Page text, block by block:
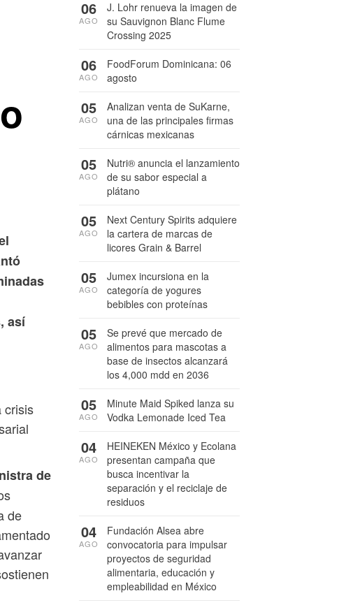
así
crisis
de
de
J. Lohr renueva la imagen de
su Sauvignon Blanc Flume
Crossing 2025
06
AGO
FoodForum Dominicana: 06
agosto
06
AGO
Analizan venta de SuKarne,
una de las principales firmas
cárnicas mexicanas
05
AGO
Nutri® anuncia el lanzamiento
de su sabor especial a
plátano
05
AGO
Next Century Spirits adquiere
la cartera de marcas de
licores Grain & Barrel
05
AGO
Jumex incursiona en la
categoría de yogures
bebibles con proteínas
05
AGO
Se prevé que mercado de
alimentos para mascotas a
base de insectos alcanzará
los 4,000 mdd en 2036
05
AGO
Minute Maid Spiked lanza su
Vodka Lemonade Iced Tea
05
AGO
HEINEKEN México y Ecolana
presentan campaña que
busca incentivar la
separación y el reciclaje de
residuos
04
AGO
Fundación Alsea abre
convocatoria para impulsar
proyectos de seguridad
alimentaria, educación y
empleabilidad en México
04
AGO